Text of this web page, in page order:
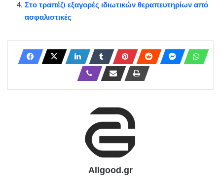
Στο τραπέζι εξαγορές ιδιωτικών θεραπευτηρίων από
ασφαλιστικές
Allgood.gr